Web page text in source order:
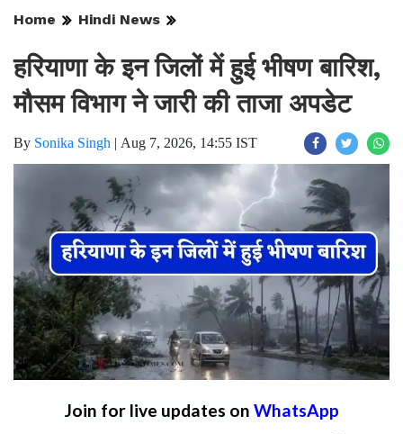
Home Hindi News
हरियाणा के इन जिलों में हुई भीषण बारिश,
मौसम विभाग ने जारी की ताजा अपडेट
By Sonika Singh | Aug 7, 2026, 14:55 IST
Join for live updates on WhatsApp